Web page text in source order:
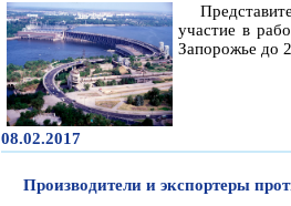
участие в
Запорожье до
08.02.2017
Производители и экспортеры